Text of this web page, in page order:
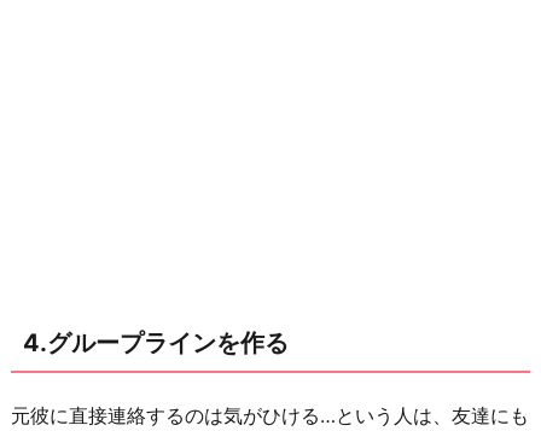
4.グループラインを作る
元彼に直接連絡するのは気がひける…という人は、友達にも